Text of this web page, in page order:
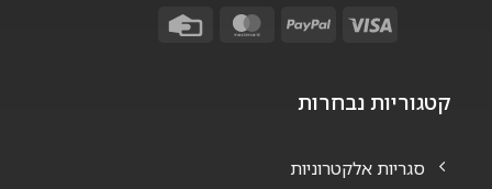
Visa
PayPal
MasterCard
קטגוריות נבחרות
סגריות אלקטרוניות